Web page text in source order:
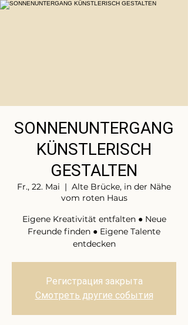
SONNENUNTERGANG
KÜNSTLERISCH
GESTALTEN
Fr., 22. Mai
  |
Alte Brücke, in der Nähe
vom roten Haus
Eigene Kreativität entfalten ● Neue
Freunde finden ● Eigene Talente
entdecken
Регистрация закрыта
Смотреть другие события